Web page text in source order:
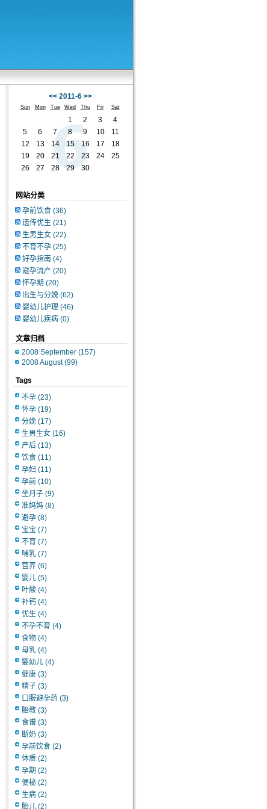
<< 2011-6 >>
Sun Mon Tue Wed Thu Fri Sat
1 2 3
4
5
6 7 8 9 10
11
12
13 14 15 16 17
18
19
20 21 22 23 24
25
26
27 28 29 30
网站分类
孕前饮食 (36)
遗传优生 (21)
生男生女 (22)
不育不孕 (25)
好孕指南 (4)
避孕流产 (20)
怀孕期 (20)
出生与分娩 (62)
婴幼儿护理 (46)
婴幼儿疾病 (0)
文章归档
2008 September (157)
2008 August (99)
Tags
不孕 (23)
怀孕 (19)
分娩 (17)
生男生女 (16)
产后 (13)
饮食 (11)
孕妇 (11)
孕前 (10)
坐月子 (9)
准妈妈 (8)
避孕 (8)
宝宝 (7)
不育 (7)
哺乳 (7)
营养 (6)
婴儿 (5)
叶酸 (4)
补钙 (4)
优生 (4)
不孕不育 (4)
食物 (4)
母乳 (4)
婴幼儿 (4)
健康 (3)
精子 (3)
口服避孕药 (3)
胎教 (3)
食谱 (3)
断奶 (3)
孕前饮食 (2)
体质 (2)
孕期 (2)
便秘 (2)
生病 (2)
胎儿 (2)